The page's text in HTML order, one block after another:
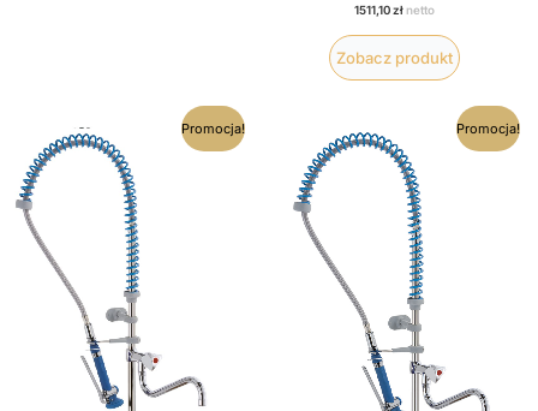
1511,10zł netto
Zobacz produkt
Promocja!
Pierwotna
wynosiła:
2046,72 zł.
Aktualna
cena
Promocja!
Pierwotna
cena
wynosiła:
1514,13 zł.
Aktualna
cena